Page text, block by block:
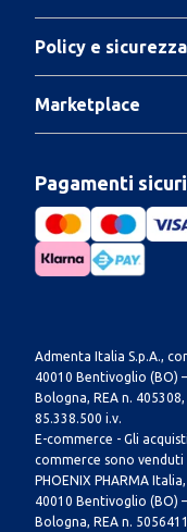
Policy e sicurezza
Marketplace
Pagamenti sicuri
Admenta Italia S.p.A.,
40010 Bentivoglio (BO)
Bologna, REA n.
85.338.500 i.v.
E-commerce - Gli
commerce sono venduti
PHOENIX PHARMA
40010 Bentivoglio (BO)
Bologna, REA n.